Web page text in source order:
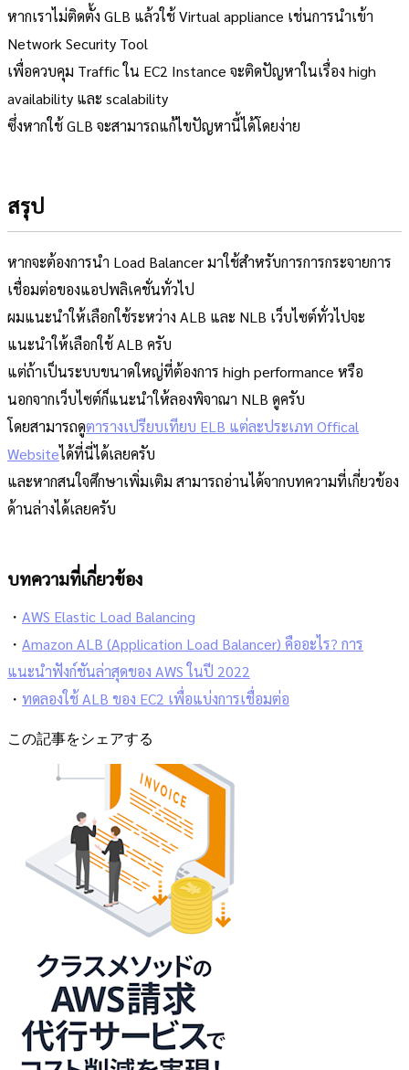
หากเราไม่ติดตั้ง GLB แล้วใช้ Virtual appliance เช่นการนำเข้า
Network Security Tool
เพื่อควบคุม Traffic ใน EC2 Instance จะติดปัญหาในเรื่อง high
availability และ scalability
ซึ่งหากใช้ GLB จะสามารถแก้ไขปัญหานี้ได้โดยง่าย
สรุป
หากจะต้องการนำ Load Balancer มาใช้สำหรับการการกระจายการ
เชื่อมต่อของแอปพลิเคชั่นทั่วไป
ผมแนะนำให้เลือกใช้ระหว่าง ALB และ NLB เว็บไซต์ทั่วไปจะ
แนะนำให้เลือกใช้ ALB ครับ
แต่ถ้าเป็นระบบขนาดใหญ่ที่ต้องการ high performance หรือ
นอกจากเว็บไซต์ก็แนะนำให้ลองพิจาณา NLB ดูครับ
โดยสามารถดูตารางเปรียบเทียบ ELB แต่ละประเภท Offical
Websiteได้ที่นี่ได้เลยครับ
และหากสนใจศึกษาเพิ่มเติม สามารถอ่านได้จากบทความที่เกี่ยวข้อง
ด้านล่างได้เลยครับ
บทความที่เกี่ยวข้อง
・ AWS Elastic Load Balancing
・ Amazon ALB (Application Load Balancer) คืออะไร? การ
แนะนำฟังก์ชันล่าสุดของ AWS ในปี 2022
・ ทดลองใช้ ALB ของ EC2 เพื่อแบ่งการเชื่อมต่อ
この記事をシェアする